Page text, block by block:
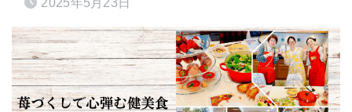
2025年5月23日